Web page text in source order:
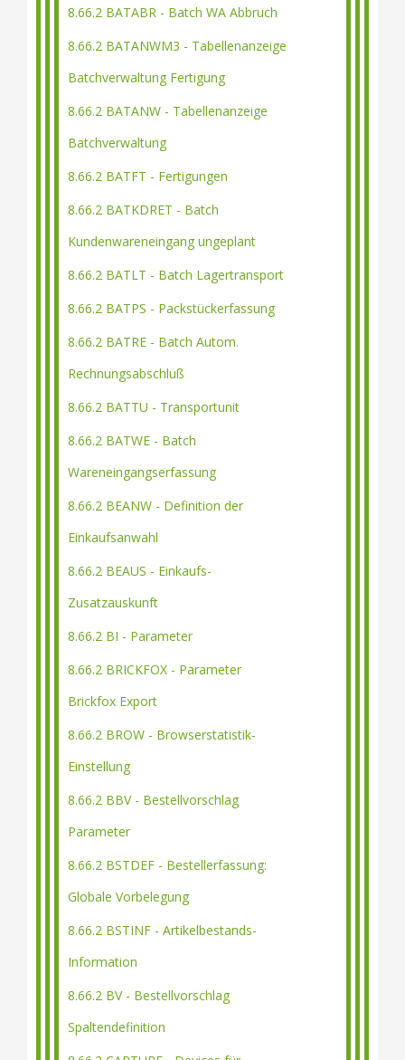
8.66.2 BATABR - Batch WA Abbruch
8.66.2 BATANWM3 - Tabellenanzeige
Batchverwaltung Fertigung
8.66.2 BATANW - Tabellenanzeige
Batchverwaltung
8.66.2 BATFT - Fertigungen
8.66.2 BATKDRET - Batch
Kundenwareneingang ungeplant
8.66.2 BATLT - Batch Lagertransport
8.66.2 BATPS - Packstückerfassung
8.66.2 BATRE - Batch Autom.
Rechnungsabschluß
8.66.2 BATTU - Transportunit
8.66.2 BATWE - Batch
Wareneingangserfassung
8.66.2 BEANW - Definition der
Einkaufsanwahl
8.66.2 BEAUS - Einkaufs-
Zusatzauskunft
8.66.2 BI - Parameter
8.66.2 BRICKFOX - Parameter
Brickfox Export
8.66.2 BROW - Browserstatistik-
Einstellung
8.66.2 BBV - Bestellvorschlag
Parameter
8.66.2 BSTDEF - Bestellerfassung:
Globale Vorbelegung
8.66.2 BSTINF - Artikelbestands-
Information
8.66.2 BV - Bestellvorschlag
Spaltendefinition